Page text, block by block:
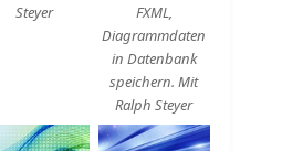
Steyer
FXML,
Diagrammdaten
in Datenbank
speichern. Mit
Ralph Steyer